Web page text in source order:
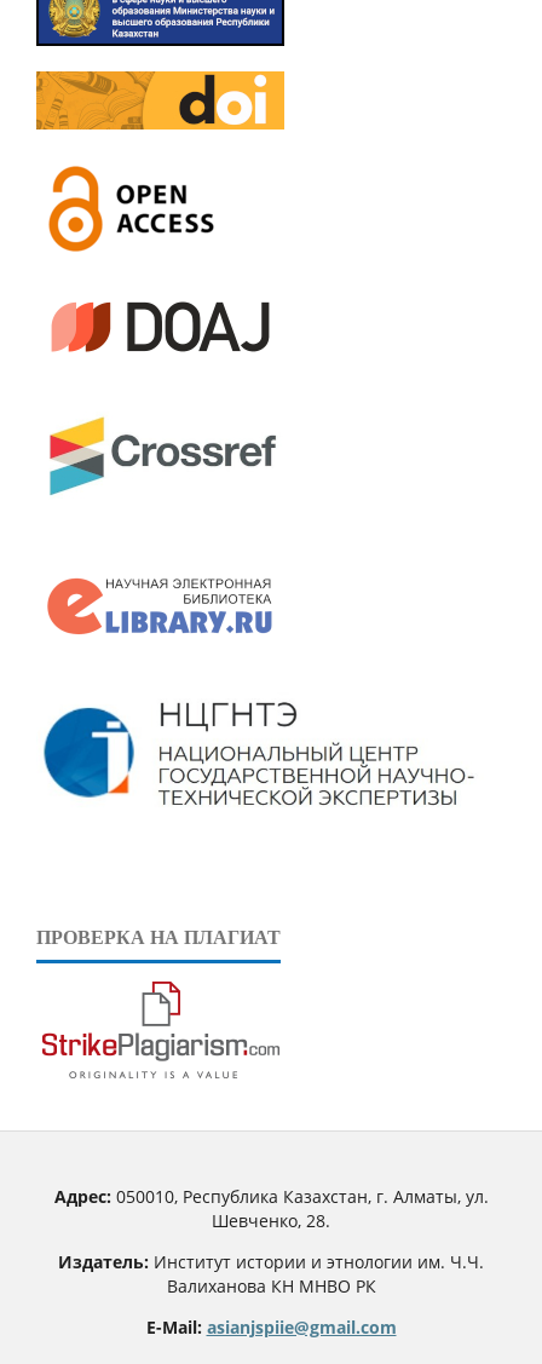
ПРОВЕРКА НА ПЛАГИАТ
Адрес:050010, Республика Казахстан, г. Алматы, ул.
Шевченко, 28.
Издатель: Институт истории и этнологии им. Ч.Ч.
Валиханова КН МНВО РК
E-Mail: asianjspiie@gmail.com